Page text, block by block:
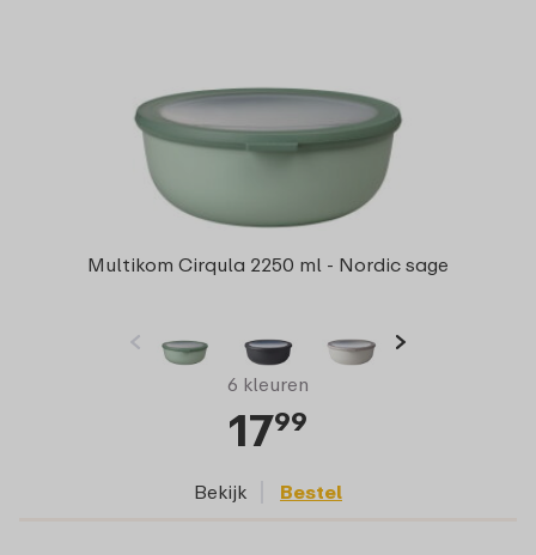
Multikom Cirqula 2250 ml - Nordic sage
6 kleuren
1799
Bekijk Bestel